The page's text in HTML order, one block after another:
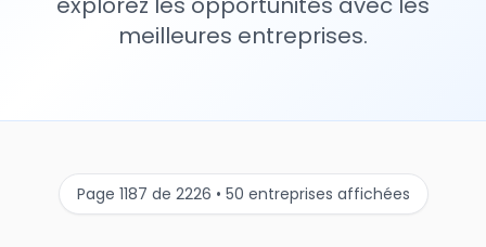
meilleures entreprises.
Page 1187 de 2226 • 50 entreprises affichées